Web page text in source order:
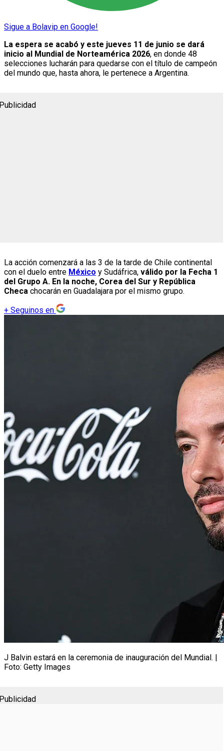
Sigue a Bolavip en Google!
La espera se acabó y este jueves 11 de junio se dará
inicio al Mundial de Norteamérica 2026, en donde 48
selecciones lucharán para quedarse con el título de campeón
del mundo que, hasta ahora, le pertenece a Argentina.
La acción comenzará a las 3 de la tarde de Chile continental
con el duelo entre México y Sudáfrica, válido por la Fecha 1
del Grupo A. En la noche, Corea del Sur y República
Checa chocarán en Guadalajara por el mismo grupo.
+ Seguinos en
J Balvin estará en la ceremonia de inauguración del Mundial. |
Foto: Getty Images